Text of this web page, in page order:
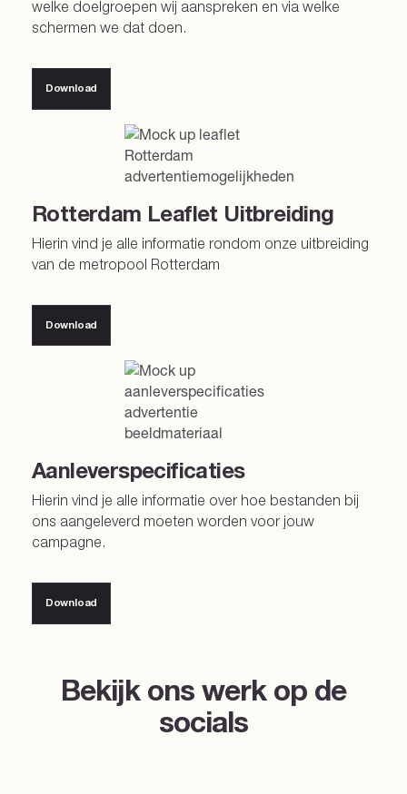
welke doelgroepen wij aanspreken en via welke
schermen we dat doen.
Download
Rotterdam Leaflet Uitbreiding
Hierin vind je alle informatie rondom onze uitbreiding
van de metropool Rotterdam
Download
Aanleverspecificaties
Hierin vind je alle informatie over hoe bestanden bij
ons aangeleverd moeten worden voor jouw
campagne.
Download
Bekijk ons werk op de
socials